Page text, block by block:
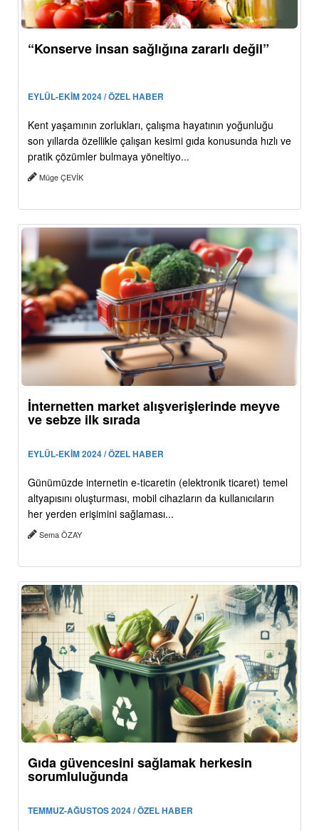
“Konserve insan sağlığına zararlı değil”
EYLÜL-EKİM 2024 / ÖZEL HABER
Kent yaşamının zorlukları, çalışma hayatının yoğunluğu
son yıllarda özellikle çalışan kesimi gıda konusunda hızlı ve
pratik çözümler bulmaya yöneltiyo...
Müge ÇEVİK
İnternetten market alışverişlerinde meyve
ve sebze ilk sırada
EYLÜL-EKİM 2024 / ÖZEL HABER
Günümüzde internetin e-ticaretin (elektronik ticaret) temel
altyapısını oluşturması, mobil cihazların da kullanıcıların
her yerden erişimini sağlaması...
Sema ÖZAY
Gıda güvencesini sağlamak herkesin
sorumluluğunda
TEMMUZ-AĞUSTOS 2024 / ÖZEL HABER